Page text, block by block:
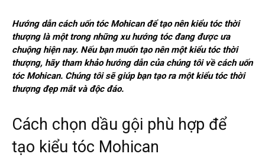
Hướng dẫn cách uốn tóc Mohican để tạo nên kiểu tóc thời
thượng là một trong những xu hướng tóc đang được ưa
chuộng hiện nay. Nếu bạn muốn tạo nên một kiểu tóc thời
thượng, hãy tham khảo hướng dẫn của chúng tôi về cách uốn
tóc Mohican. Chúng tôi sẽ giúp bạn tạo ra một kiểu tóc thời
thượng đẹp mắt và độc đáo.
Cách chọn dầu gội phù hợp để
tạo kiểu tóc Mohican